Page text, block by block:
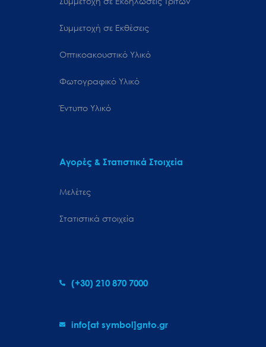
Συμμετοχή σε Εκθέσεις
Οπτικοακουστικό Υλικό
Φωτογραφικό Υλικό
Έντυπο Υλικό
Αγορές & Στατιστικά Στοιχεία
Μελέτες
Στατιστικά στοιχεία
(+30) 210 870 7000
info[at symbol]gnto.gr